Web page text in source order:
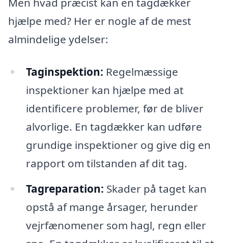
hjælpe med? Her er nogle af de mest
almindelige ydelser:
Taginspektion: Regelmæssige
inspektioner kan hjælpe med at
identificere problemer, før de bliver
alvorlige. En tagdækker kan udføre
grundige inspektioner og give dig en
rapport om tilstanden af dit tag.
Tagreparation: Skader på taget kan
opstå af mange årsager, herunder
vejrfænomener som hagl, regn eller